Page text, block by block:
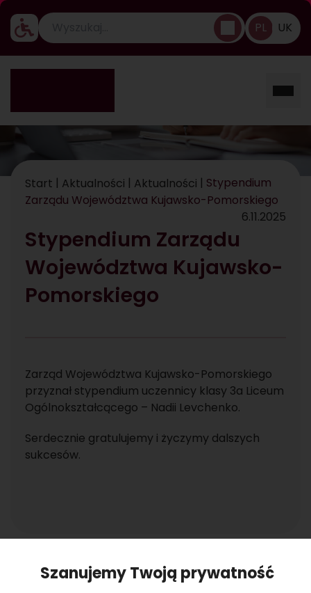
Ustawienia dostępności PL UK
Start | Aktualności | Aktualności | Stypendium
Zarządu Województwa Kujawsko-Pomorskiego
6.11.2025
Stypendium Zarządu
Województwa Kujawsko-
Pomorskiego
Zarząd Województwa Kujawsko-Pomorskiego
przyznał stypendium uczennicy klasy 3a Liceum
Ogólnokształcącego – Nadii Levchenko.
Serdecznie gratulujemy i życzymy dalszych
sukcesów.
Szanujemy Twoją prywatność